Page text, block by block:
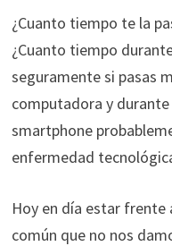
¿Cuanto tiempo te la
¿Cuanto tiempo
seguramente si pasas
computadora y
smartphone
enfermedad
Hoy en día estar frente
común que no nos